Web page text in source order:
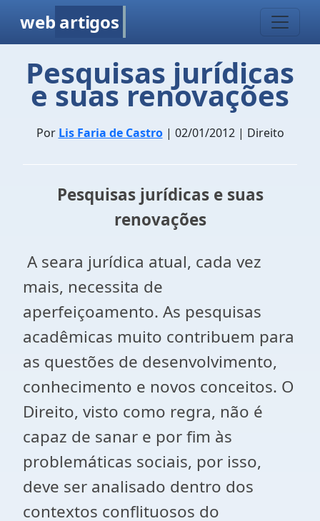
web artigos
Pesquisas jurídicas
e suas renovações
Por Lis Faria de Castro| 02/01/2012 | Direito
Pesquisas jurídicas e suas
renovações
A seara jurídica atual, cada vez
mais, necessita de
aperfeiçoamento. As pesquisas
acadêmicas muito contribuem para
as questões de desenvolvimento,
conhecimento e novos conceitos. O
Direito, visto como regra, não é
capaz de sanar e por fim às
problemáticas sociais, por isso,
deve ser analisado dentro dos
contextos conflituosos do